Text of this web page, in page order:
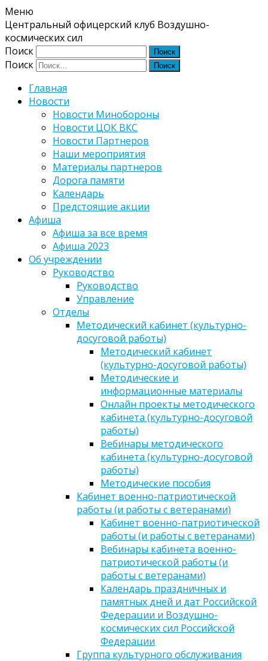
Меню
Центральный офицерский клуб Воздушно-
космических сил
Поиск
Поиск
Главная
Новости
Новости Минобороны
Новости ЦОК ВКС
Новости Партнеров
Наши мероприятия
Материалы партнеров
Дорога памяти
Календарь
Предстоящие акции
Афиша
Афиша за все время
Афиша 2023
Об учреждении
Руководство
Руководство
Управление
Отделы
Методический кабинет (культурно-
досуговой работы)
Методический кабинет
(культурно-досуговой работы)
Методические и
информационные материалы
Онлайн проекты методического
кабинета (культурно-досуговой
работы)
Вебинары методического
кабинета (культурно-досуговой
работы)
Методические пособия
Кабинет военно-патриотической
работы (и работы с ветеранами)
Кабинет военно-патриотической
работы (и работы с ветеранами)
Вебинары кабинета военно-
патриотической работы (и
работы с ветеранами)
Календарь праздничных и
памятных дней и дат Российской
Федерации и Воздушно-
космических сил Российской
Федерации
Группа культурного обслуживания